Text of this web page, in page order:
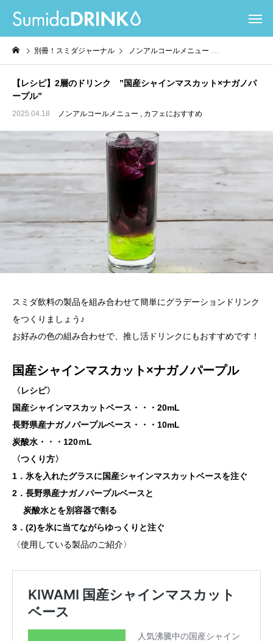
別冊！スミダジャーナル ノンアルコールメニュー カフェにおすすめ
【レシピ】2層のドリンク ”国産シャインマスカット×ナガノパ
ープル”
2025.04.18 ノンアルコールメニュー カフェにおすすめ
スミダ飲料の製品を組み合わせて簡単にグラデーションドリンク
をつくりましょう♪
お好みの色の組み合わせで、推し活ドリンクにもおすすめです！
国産シャインマスカット×ナガノパープル
〈レシピ〉
国産シャインマスカットベース・・・20mL
長野県産ナガノパープルベース・・・10mL
炭酸水・・・120ｍL
〈つくり方〉
1．氷を入れたグラスに国産シャインマスカットベースを注ぐ
2．長野県産ナガノパープルベースと
炭酸水とを別容器で割る
3．(2)を氷に当てながらゆっくりと注ぐ
〈使用している製品のご紹介〉